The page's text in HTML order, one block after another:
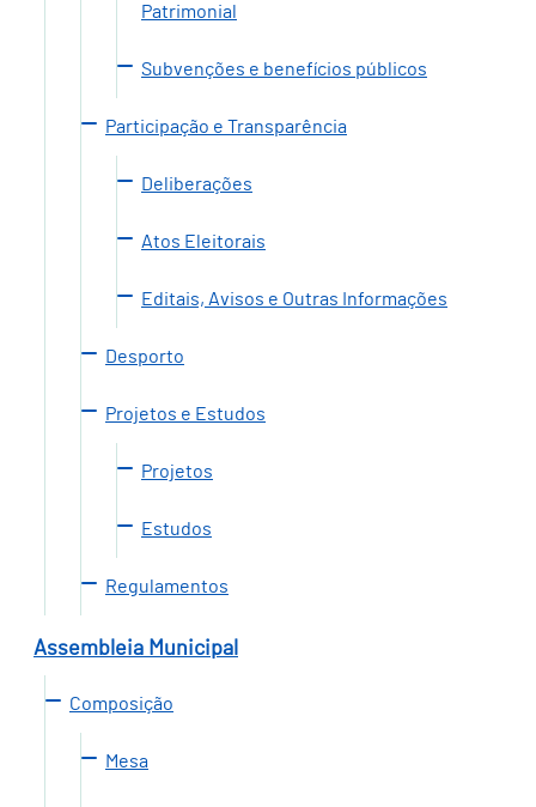
Patrimonial
Subvenções e benefícios públicos
Participação e Transparência
Deliberações
Atos Eleitorais
Editais, Avisos e Outras Informações
Desporto
Projetos e Estudos
Projetos
Estudos
Regulamentos
Assembleia Municipal
Composição
Mesa